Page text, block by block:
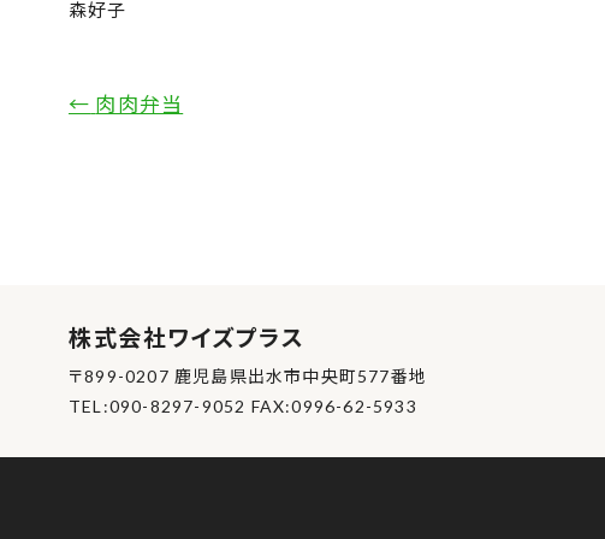
森好子
← 肉肉弁当
株式会社ワイズプラス
〒899-0207 鹿児島県出水市中央町577番地
TEL:090-8297-9052 FAX:0996-62-5933